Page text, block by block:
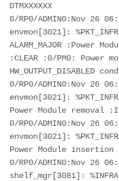
DTMXXXXXX
0/RP0/ADMIN0:Nov 26
envmon[3021]:
ALARM_MAJOR :Power
:CLEAR :0/PM0: Power
HW_OUTPUT_DISABLED
0/RP0/ADMIN0:Nov 26
envmon[3021]:
Power Module removal
0/RP0/ADMIN0:Nov 26
envmon[3021]:
Power Module insertion
0/RP0/ADMIN0:Nov 26
shelf_mgr[3081]: %INFRA-